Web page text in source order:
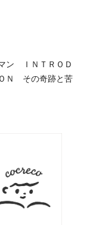
ン ＩＮＴＲＯＤ
Ｎ その奇跡と苦